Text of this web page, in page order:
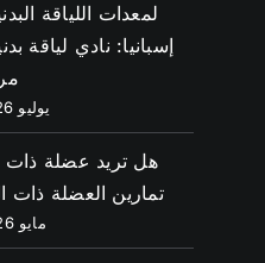
29 يوليو 2026
هل تريد عضلة
تمارين العضلة ذات
10 مايو 2026